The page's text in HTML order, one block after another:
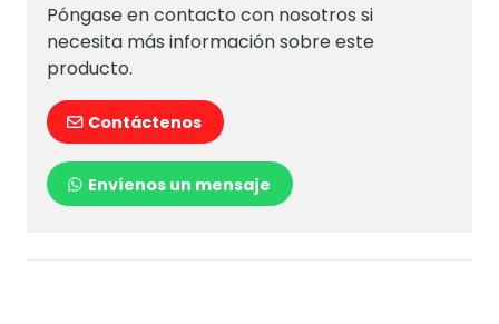
Póngase en contacto con nosotros si
necesita más información sobre este
producto.
Contáctenos
Envíenos un mensaje